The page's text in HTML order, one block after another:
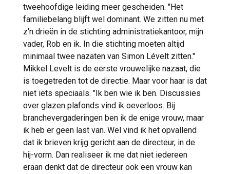
tweehoofdige leiding meer gescheiden. "Het
familiebelang blijft wel dominant. We zitten nu met
z'n drieën in de stichting administratiekantoor, mijn
vader, Rob en ik. In die stichting moeten altijd
minimaal twee nazaten van Simon Lévelt zitten."
Mikkel Levelt is de eerste vrouwelijke nazaat, die
is toegetreden tot de directie. Maar voor haar is dat
niet iets speciaals. "Ik ben wie ik ben. Discussies
over glazen plafonds vind ik oeverloos. Bij
branchevergaderingen ben ik de enige vrouw, maar
ik heb er geen last van. Wel vind ik het opvallend
dat ik brieven krijg gericht aan de directeur, in de
hij-vorm. Dan realiseer ik me dat niet iedereen
eraan denkt dat de directeur ook een vrouw kan